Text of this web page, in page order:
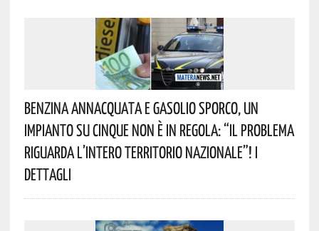
Benzina Annacquata E Gasolio Sporco, Un
Impianto Su Cinque Non È In Regola: “il Problema
Riguarda L’intero Territorio Nazionale”! I
Dettagli